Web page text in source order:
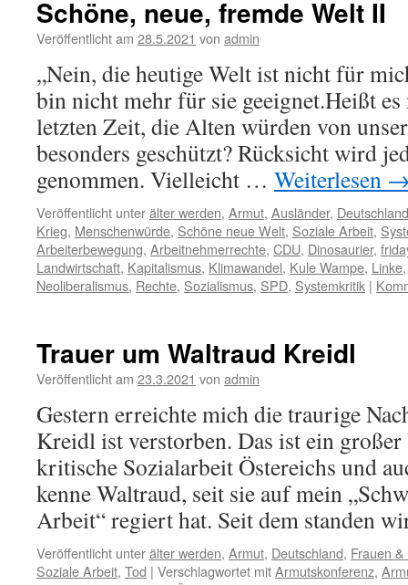
Schöne, neue, fremde Welt II
Veröffentlicht am 28.5.2021 von admin
„Nein, die heutige Welt ist nicht für
bin nicht mehr für sie geeignet.Heißt
letzten Zeit, die Alten würden von
besonders geschützt? Rücksicht wird
genommen. Vielleicht … Weiterlesen
Veröffentlicht unterälter werden, Armut, Ausländer, Deutschland
Krieg, Menschenwürde, Schöne neue Welt, Soziale Arbeit,
Arbeiterbewegung, Arbeitnehmerrechte, CDU, Dinosaurier,
Landwirtschaft, Kapitalismus, Klimawandel, Kule Wampe, Linke
Neoliberalismus, Rechte, Sozialismus, SPD, Systemkritik |
Trauer um Waltraud Kreidl
Veröffentlicht am 23.3.2021 von admin
Gestern erreichte mich die traurige
Kreidl ist verstorben. Das ist ein
kritische Sozialarbeit Östereichs und
kenne Waltraud, seit sie auf mein
Arbeit“ regiert hat. Seit dem standen
Veröffentlicht unterälter werden, Armut, Deutschland, Frauen
Soziale Arbeit, Tod | Verschlagwortet mitArmutskonferenz,